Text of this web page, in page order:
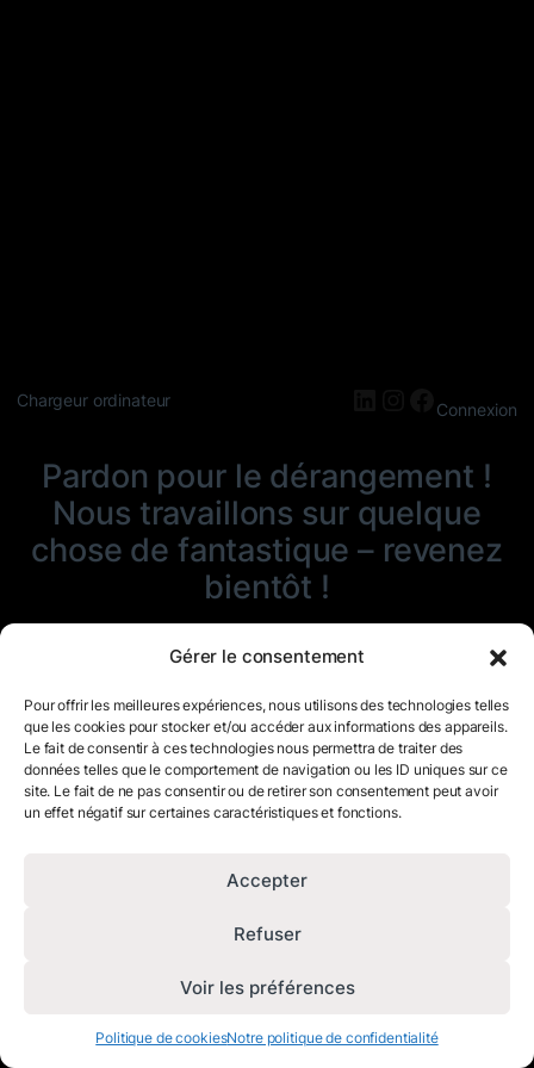
Gérer le consentement
Pour offrir les meilleures expériences, nous utilisons des technologies telles
que les cookies pour stocker et/ou accéder aux informations des appareils.
Le fait de consentir à ces technologies nous permettra de traiter des
données telles que le comportement de navigation ou les ID uniques sur ce
site. Le fait de ne pas consentir ou de retirer son consentement peut avoir
un effet négatif sur certaines caractéristiques et fonctions.
Accepter
Refuser
Voir les préférences
Politique de cookiesNotre politique de confidentialité
Chargeur ordinateur LinkedIn
Instagram
Connexion
Pardon pour le dérangement !
Nous travaillons sur quelque
chose de fantastique – revenez
bientôt !